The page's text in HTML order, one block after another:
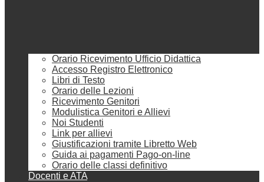
Orario Ricevimento Ufficio Didattica
Accesso Registro Elettronico
Libri di Testo
Orario delle Lezioni
Ricevimento Genitori
Modulistica Genitori e Allievi
Noi Studenti
Link per allievi
Giustificazioni tramite Libretto Web
Guida ai pagamenti Pago-on-line
Orario delle classi definitivo
Docenti e ATA